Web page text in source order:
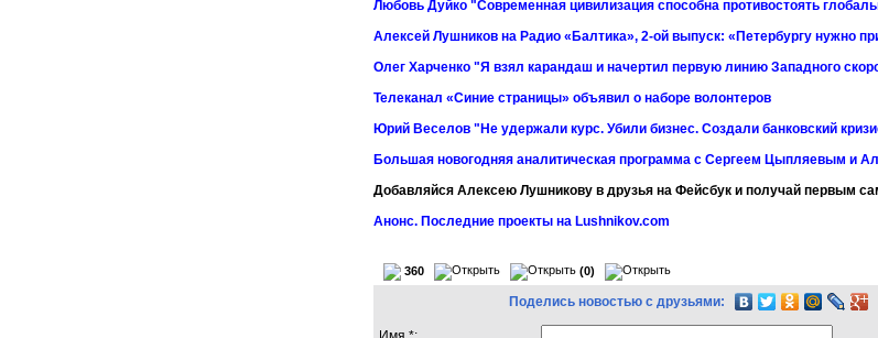
Любовь Дуйко "Современная цивилизация способна противостоять
Алексей Лушников на Радио «Балтика», 2-ой выпуск: «Петербургу нужно
Олег Харченко "Я взял карандаш и начертил первую линию Западного
Телеканал «Синие страницы» объявил о наборе волонтеров
Юрий Веселов "Не удержали курс. Убили бизнес. Создали банковский
Большая новогодняя аналитическая программа с Сергеем Цыпляевым и
Добавляйся Алексею Лушникову в друзья на Фейсбук и получай первым
Анонс. Последние проекты на Lushnikov.com
360 (0)
Поделись новостью с друзьями: